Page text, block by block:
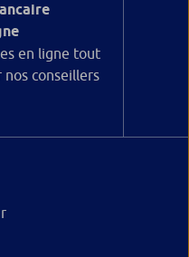
en ligne tout
nos conseillers